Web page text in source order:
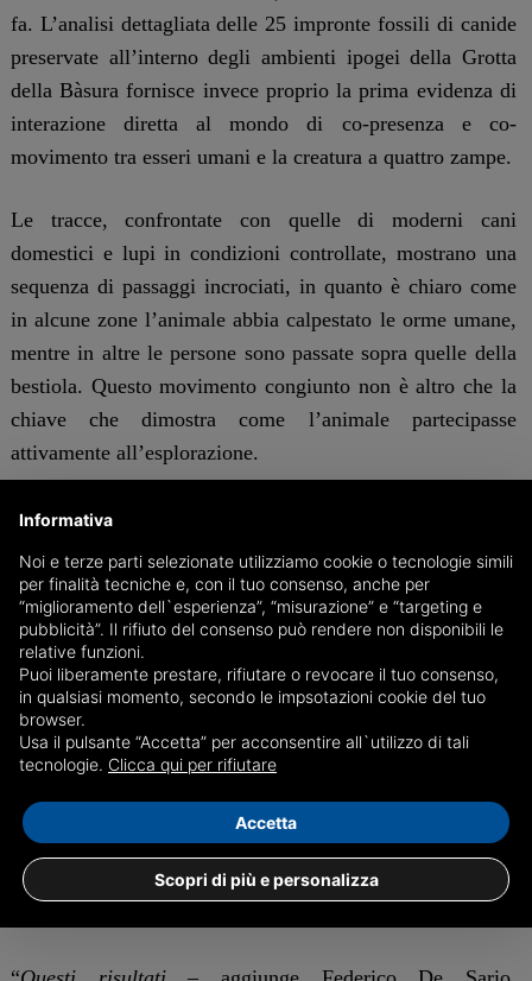
fa. L’analisi dettagliata delle 25 impronte fossili di canide
preservate all’interno degli ambienti ipogei della Grotta
della Bàsura fornisce invece proprio la prima evidenza di
interazione diretta al mondo di co-presenza e co-
movimento tra esseri umani e la creatura a quattro zampe.
Le tracce, confrontate con quelle di moderni cani
domestici e lupi in condizioni controllate, mostrano una
sequenza di passaggi incrociati, in quanto è chiaro come
in alcune zone l’animale abbia calpestato le orme umane,
mentre in altre le persone sono passate sopra quelle della
bestiola. Questo movimento congiunto non è altro che la
chiave che dimostra come l’animale partecipasse
attivamente all’esplorazione.
Marco Romano, professore di Paleontologia presso il
Università di Roma e coordinatore dello studio, spiega:
Le nostre analisi indicano che tutte le impronte
appartengono a un unico individuo, un cane adulto di
circa 40 kg, alto quasi 70 cm al garrese, che seguiva da
vicino il gruppo umano. Le sovrapposizioni reciproche tra
le impronte umane e canine rappresentano una prova
inequivocabile della contemporaneità e quindi della
relazione stretta fra i due. Per la prima volta possiamo
osservare non solo la presenza del cane accanto agli
esseri umani, ma un momento preciso della loro stretta
Informativa
Noi e terze parti selezionate utilizziamo cookie o tecnologie simili
per finalità tecniche e, con il tuo consenso, anche per
“miglioramento dell`esperienza”, “misurazione” e “targeting e
pubblicità”. Il rifiuto del consenso può rendere non disponibili le
relative funzioni.
Puoi liberamente prestare, rifiutare o revocare il tuo consenso,
in qualsiasi momento, secondo le impsotazioni cookie del tuo
browser.
Usa il pulsante “Accetta” per acconsentire all`utilizzo di tali
tecnologie. Clicca qui per rifiutare
Scopri di più e personalizza
Accetta